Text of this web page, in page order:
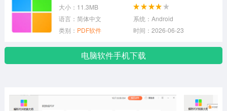
小说漫画
金融理财 游戏辅助
大小：11.3MB
语言：简体中文
系统：Android
类别： PDF软件 时间：2026-06-23
电脑软件手机下载